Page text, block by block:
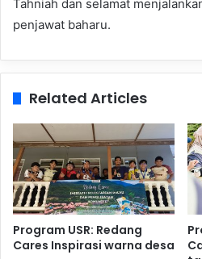
Tahniah dan selamat
penjawat baharu.
Related Articles
Program USR: Redang
Cares Inspirasi warna desa